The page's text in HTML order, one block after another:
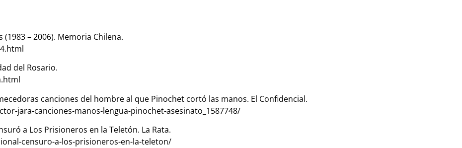
– 2006). Memoria Chilena.
del Rosario.
canciones del hombre al que Pinochet cortó las manos. El Confidencial.
jara-canciones-manos-lengua-pinochet-asesinato_1587748/
a Los Prisioneros en la Teletón. La Rata.
censuro-a-los-prisioneros-en-la-teleton/